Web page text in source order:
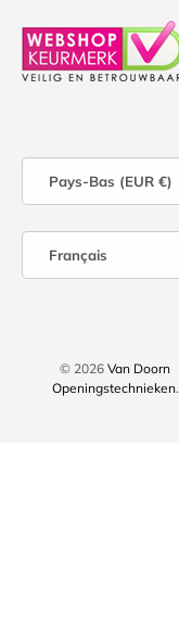
Pays-Bas (EUR €)
Français
© 2026Van Doorn
Openingstechnieken.